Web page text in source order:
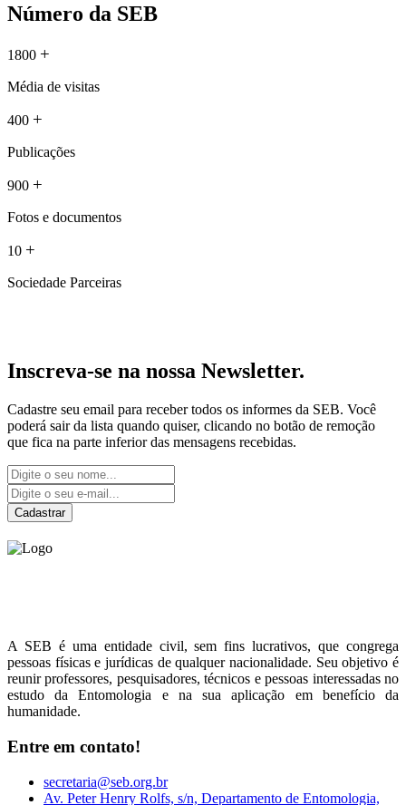
Número da SEB
1800 +
Média de visitas
400 +
Publicações
900 +
Fotos e documentos
10 +
Sociedade Parceiras
Inscreva-se na nossa Newsletter.
Cadastre seu email para receber todos os informes da SEB. Você
poderá sair da lista quando quiser, clicando no botão de remoção
que fica na parte inferior das mensagens recebidas.
Cadastrar
A SEB é uma entidade civil, sem fins lucrativos, que congrega
pessoas físicas e jurídicas de qualquer nacionalidade. Seu objetivo é
reunir professores, pesquisadores, técnicos e pessoas interessadas no
estudo da Entomologia e na sua aplicação em benefício da
humanidade.
Entre em contato!
secretaria@seb.org.br
Av. Peter Henry Rolfs, s/n, Departamento de Entomologia,